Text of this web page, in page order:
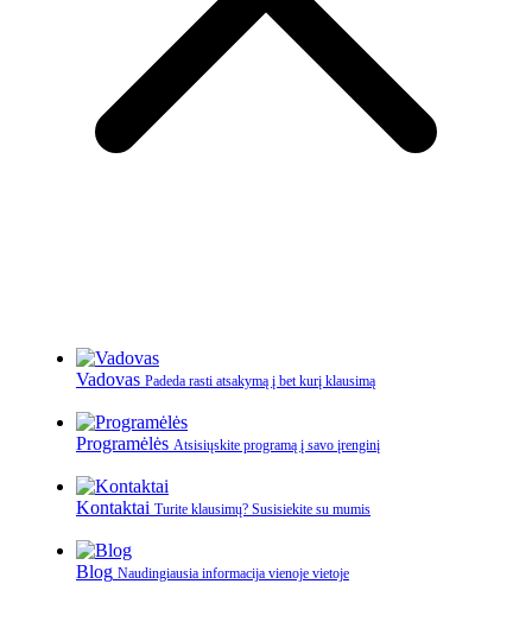
Vadovas Padeda rasti atsakymą į bet kurį klausimą
Programėlės Atsisiųskite programą į savo įrenginį
Kontaktai Turite klausimų? Susisiekite su mumis
Blog Naudingiausia informacija vienoje vietoje